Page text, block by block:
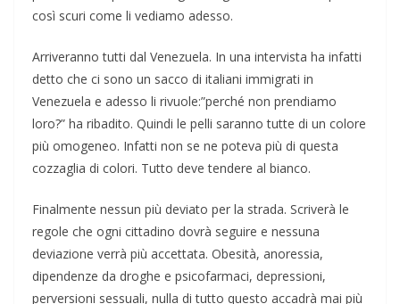
così scuri come li vediamo adesso.
Arriveranno tutti dal Venezuela. In una intervista ha infatti
detto che ci sono un sacco di italiani immigrati in
Venezuela e adesso li rivuole:”perché non prendiamo
loro?” ha ribadito. Quindi le pelli saranno tutte di un colore
più omogeneo. Infatti non se ne poteva più di questa
cozzaglia di colori. Tutto deve tendere al bianco.
Finalmente nessun più deviato per la strada. Scriverà le
regole che ogni cittadino dovrà seguire e nessuna
deviazione verrà più accettata. Obesità, anoressia,
dipendenze da droghe e psicofarmaci, depressioni,
perversioni sessuali, nulla di tutto questo accadrà mai più